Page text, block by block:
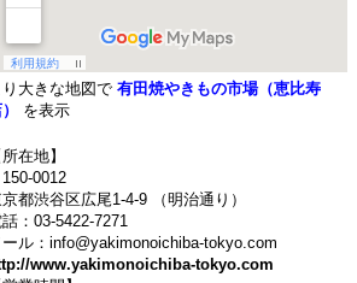
り大きな地図で 有田焼やきもの市場（恵比寿
を表示
所在地】
0012
都渋谷区広尾1-4-9 （明治通り）
話：03-5422-7271
ール：info@yakimonoichiba-tokyo.com
www.yakimonoichiba-tokyo.com